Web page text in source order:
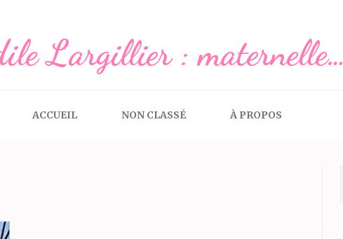
Largillier : maternelle…
ACCUEIL NON CLASSÉ À PROPOS